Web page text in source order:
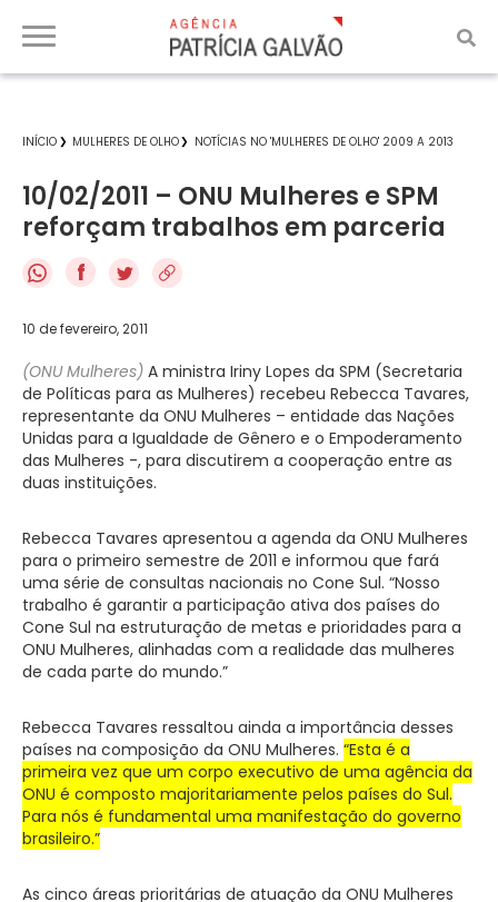
INÍCIO MULHERES DE OLHO NOTÍCIAS NO 'MULHERES DE OLHO' 2009 A 2013
10/02/2011 – ONU Mulheres e SPM
reforçam trabalhos em parceria
f
10 de fevereiro, 2011
(ONU Mulheres) A ministra Iriny Lopes da SPM (Secretaria
de Políticas para as Mulheres) recebeu Rebecca Tavares,
representante da ONU Mulheres – entidade das Nações
Unidas para a Igualdade de Gênero e o Empoderamento
das Mulheres -, para discutirem a cooperação entre as
duas instituições.
Rebecca Tavares apresentou a agenda da ONU Mulheres
para o primeiro semestre de 2011 e informou que fará
uma série de consultas nacionais no Cone Sul. “Nosso
trabalho é garantir a participação ativa dos países do
Cone Sul na estruturação de metas e prioridades para a
ONU Mulheres, alinhadas com a realidade das mulheres
de cada parte do mundo.”
Rebecca Tavares ressaltou ainda a importância desses
países na composição da ONU Mulheres. “Esta é a
primeira vez que um corpo executivo de uma agência da
ONU é composto majoritariamente pelos países do Sul.
Para nós é fundamental uma manifestação do governo
brasileiro.”
As cinco áreas prioritárias de atuação da ONU Mulheres